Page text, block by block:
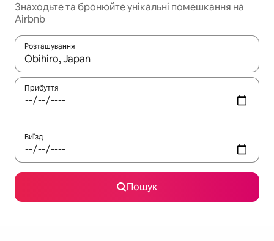
Знаходьте та бронюйте унікальні помешкання на
Airbnb
Розташування
Отримавши результати пошуку, використовуйте для
Прибуття
Виїзд
Пошук